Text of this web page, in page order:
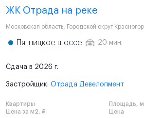
ЖК Отрада на реке
Московская область, Городской округ
Пятницкое шоссе 20 мин.
Сдача в 2026 г.
Застройщик: Отрада Девелопмент
Квартиры
Площадь,
Цена за м2, ₽
Цена